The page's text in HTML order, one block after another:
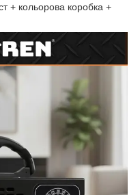
+ кольорова коробка +